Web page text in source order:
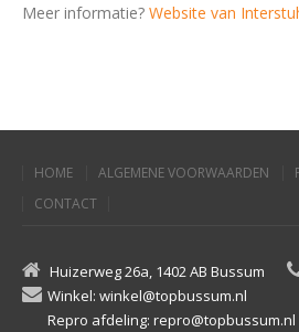
Meer informatie? Website van
HOME ALGEMENE VOORWAARDEN
CONTACT
Huizerweg 26a, 1402 AB Bussum
Winkel: winkel@topbussum.nl
Repro afdeling: repro@topbussum.nl